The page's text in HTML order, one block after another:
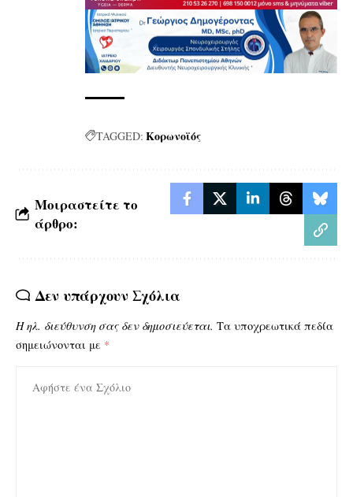
TAGGED: Κορωνοϊός
Μοιραστείτε το
άρθρο:
Δεν υπάρχουν Σχόλια
Η ηλ. διεύθυνση σας δεν δημοσιεύεται. Τα υποχρεωτικά πεδία
σημειώνονται με *